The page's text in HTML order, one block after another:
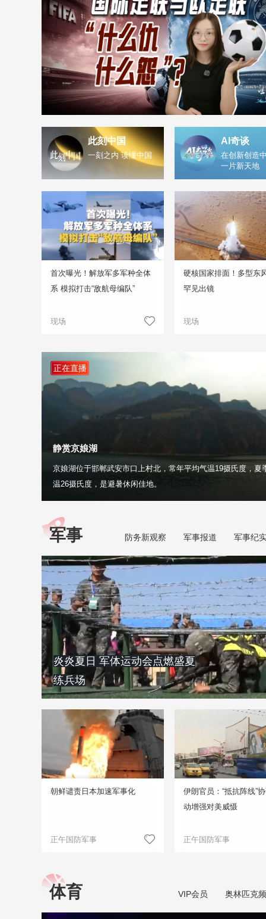
此刻中国
一刻之内 读懂中国
AI奇谈
在创新创造
一片新天地
首次曝光！解放军多军种全体
系 模拟打击“敌航母编队”
现场
硬核国家排面！多型东
罕见出镜
现场
正在直播
静赏京娘湖
京娘湖位于邯郸武安市口上村北，常年平均气温19摄氏度，夏
温26摄氏度，是避暑休闲佳地。
军事 防务新观察 军事报道 军事纪
炎炎夏日 军体运动会点燃盛夏
练兵场
朝鲜谴责日本加速军事化
正午国防军事
伊朗官员：“抵抗阵线”
动增强对美威慑
正午国防军事
体育 VIP会员 奥林匹克